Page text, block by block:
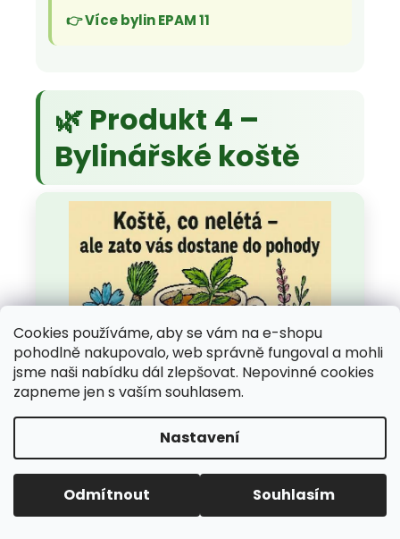
Cookies používáme, aby se vám na e-shopu
pohodlně nakupovalo, web správně fungoval a mohli
jsme naši nabídku dál zlepšovat. Nepovinné cookies
zapneme jen s vaším souhlasem.
Nastavení
Odmítnout Souhlasím
👉 Více bylin EPAM 11
🌿 Produkt 4 –
Bylinářské koště
Bylinářské koště –
bylinný čaj pro
očistný režim